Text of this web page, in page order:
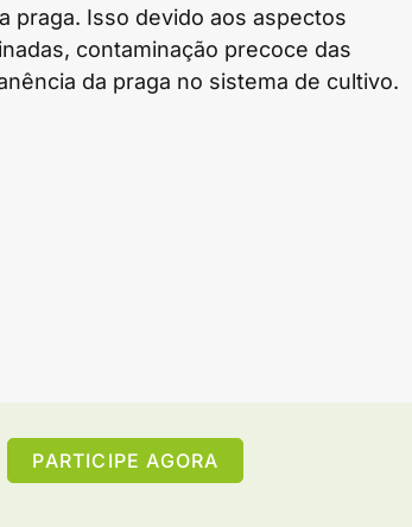
praga. Isso devido aos aspectos
contaminação precoce das
da praga no sistema de cultivo.
PARTICIPE AGORA